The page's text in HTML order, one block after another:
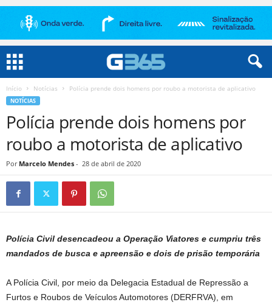
Início Notícias Polícia prende dois homens por roubo a motorista de aplicativo
NOTÍCIAS
Polícia prende dois homens por
roubo a motorista de aplicativo
Por Marcelo Mendes - 28 de abril de 2020
Polícia Civil desencadeou a Operação Viatores e cumpriu três
mandados de busca e apreensão e dois de prisão temporária
A Polícia Civil, por meio da Delegacia Estadual de Repressão a
Furtos e Roubos de Veículos Automotores (DERFRVA), em